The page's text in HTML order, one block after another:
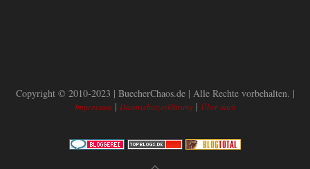
Copyright © 2010-2023 | BuecherChaos.de | Alle Rechte vorbehalten. |
Impressum | Datenschutzerklärung| Über mich